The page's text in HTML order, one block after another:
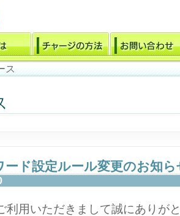
ス
ード設定ルール変更のお知ら
利用いただきまして誠にありが